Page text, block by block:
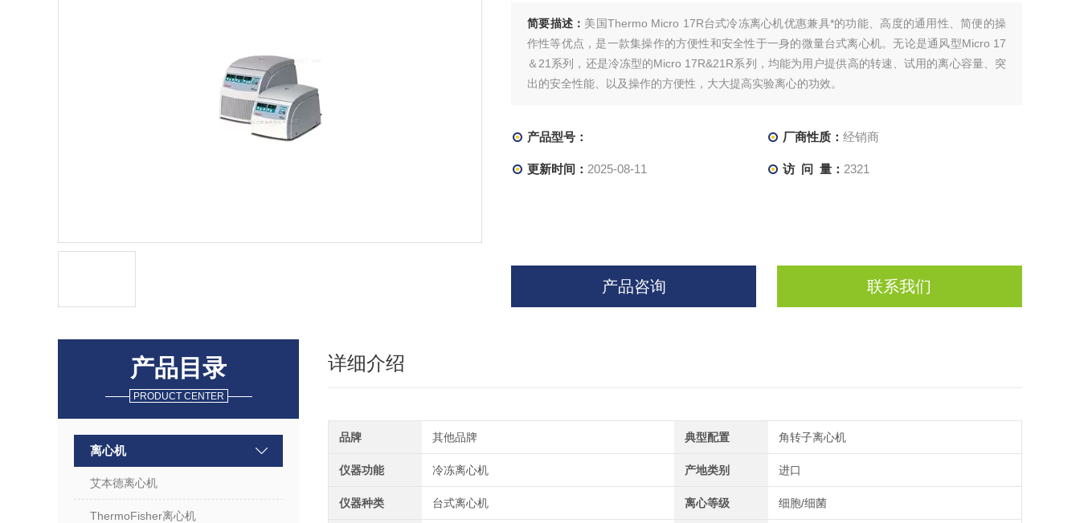
简要描述： 美国Thermo Micro 17R台式冷冻离心机优惠兼具*的功能、高度的通用性、简便的操
作性等优点，是一款集操作的方便性和安全性于一身的微量台式离心机。无论是通风型Micro 17
＆21系列，还是冷冻型的Micro 17R&21R系列，均能为用户提供高的转速、试用的离心容量、突
出的安全性能、以及操作的方便性，大大提高实验离心的功效。
产品型号： 厂商性质： 经销商
更新时间： 2025-08-11 访 问 量： 2321
产品咨询 联系我们
产品目录
PRODUCT CENTER
离心机
艾本德离心机
ThermoFisher离心机
详细介绍
品牌 其他品牌 典型配置 角转子离心机
仪器功能 冷冻离心机 产地类别 进口
仪器种类 台式离心机 离心等级 细胞/细菌